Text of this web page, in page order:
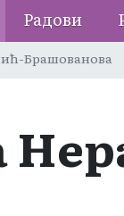
Радови
Брашованова